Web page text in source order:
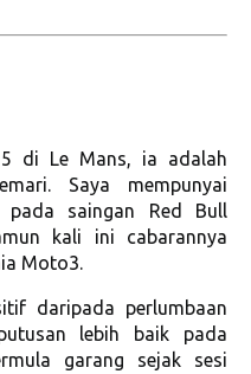
di Le Mans, ia adalah
Saya mempunyai
pada saingan Red Bull
kali ini cabarannya
Moto3.
daripada perlumbaan
lebih baik pada
garang sejak sesi